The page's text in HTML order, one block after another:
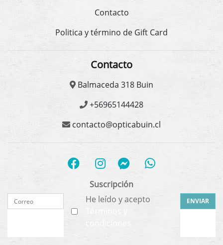
Contacto
Politica y término de Gift Card
Contacto
Balmaceda 318 Buin
+56965144428
contacto@opticabuin.cl
Suscripción
He leído y acepto
condiciones
ENVIAR